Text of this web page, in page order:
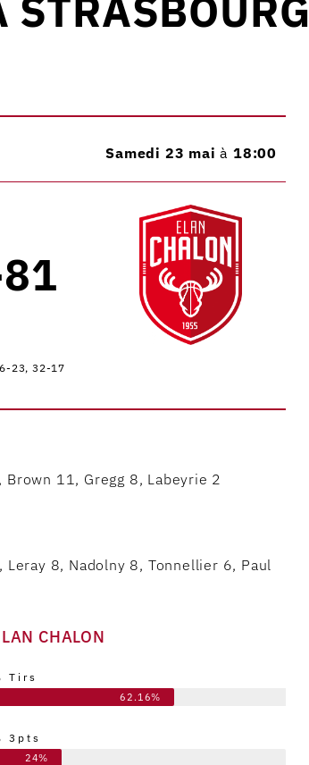
Samedi 23 maià 18:00
23, 32-17
11, Gregg 8, Labeyrie 2
8, Nadolny 8, Tonnellier 6, Paul
CHALON
Tirs
62.16%
3pts
24%